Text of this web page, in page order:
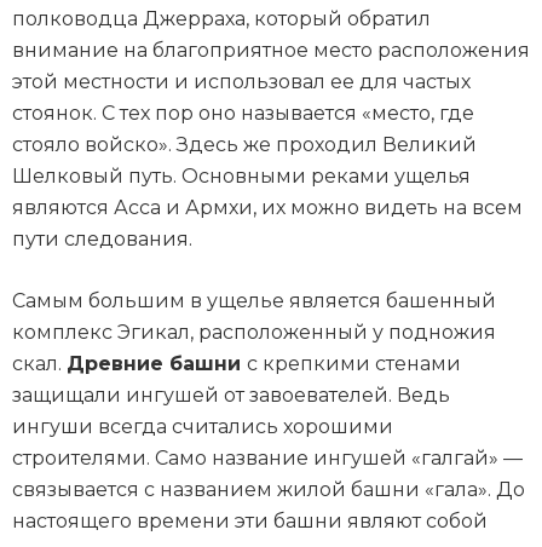
полководца Джерраха, который обратил
внимание на благоприятное место расположения
этой местности и использовал ее для частых
стоянок. С тех пор оно называется «место, где
стояло войско». Здесь же проходил Великий
Шелковый путь. Основными реками ущелья
являются Асса и Армхи, их можно видеть на всем
пути следования.
Самым большим в ущелье является башенный
комплекс Эгикал, расположенный у подножия
скал. Древние башни с крепкими стенами
защищали ингушей от завоевателей. Ведь
ингуши всегда считались хорошими
строителями. Само название ингушей «галгай» —
связывается с названием жилой башни «гала». До
настоящего времени эти башни являют собой